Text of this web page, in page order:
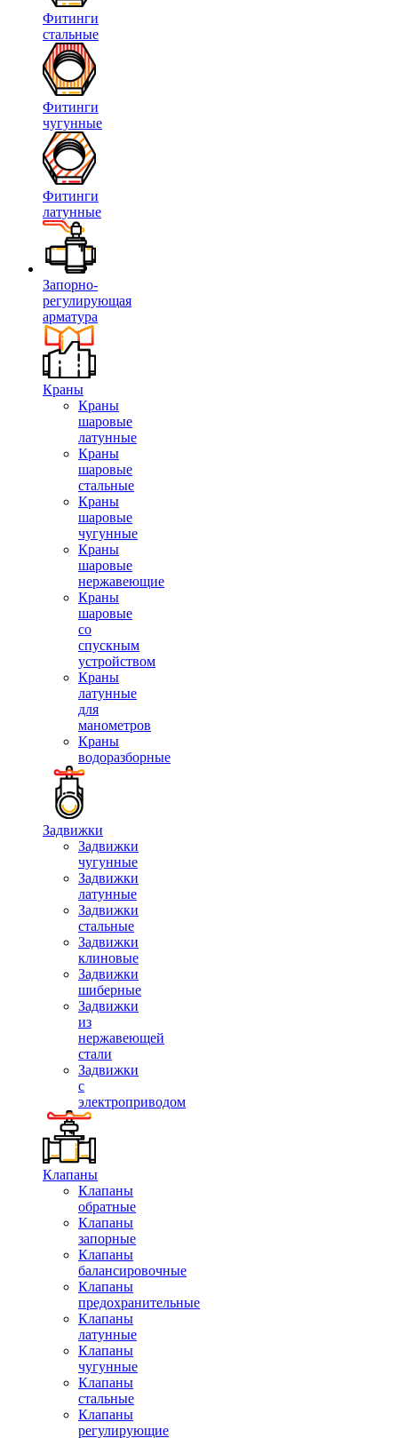
Фитинги
стальные
Фитинги
чугунные
Фитинги
латунные
Запорно-
регулирующая
арматура
Краны
Краны
шаровые
латунные
Краны
шаровые
стальные
Краны
шаровые
чугунные
Краны
шаровые
нержавеющие
Краны
шаровые
со
спускным
устройством
Краны
латунные
для
манометров
Краны
водоразборные
Задвижки
Задвижки
чугунные
Задвижки
латунные
Задвижки
стальные
Задвижки
клиновые
Задвижки
шиберные
Задвижки
из
нержавеющей
стали
Задвижки
с
электроприводом
Клапаны
Клапаны
обратные
Клапаны
запорные
Клапаны
балансировочные
Клапаны
предохранительные
Клапаны
латунные
Клапаны
чугунные
Клапаны
стальные
Клапаны
регулирующие